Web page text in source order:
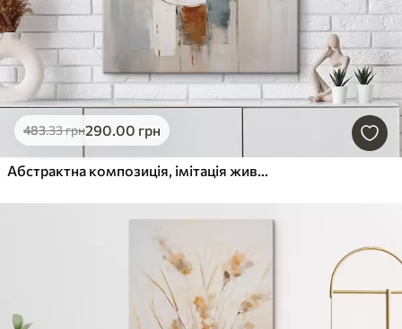
483.33грн290.00 грн
Абстрактна композиція, імітація живопису